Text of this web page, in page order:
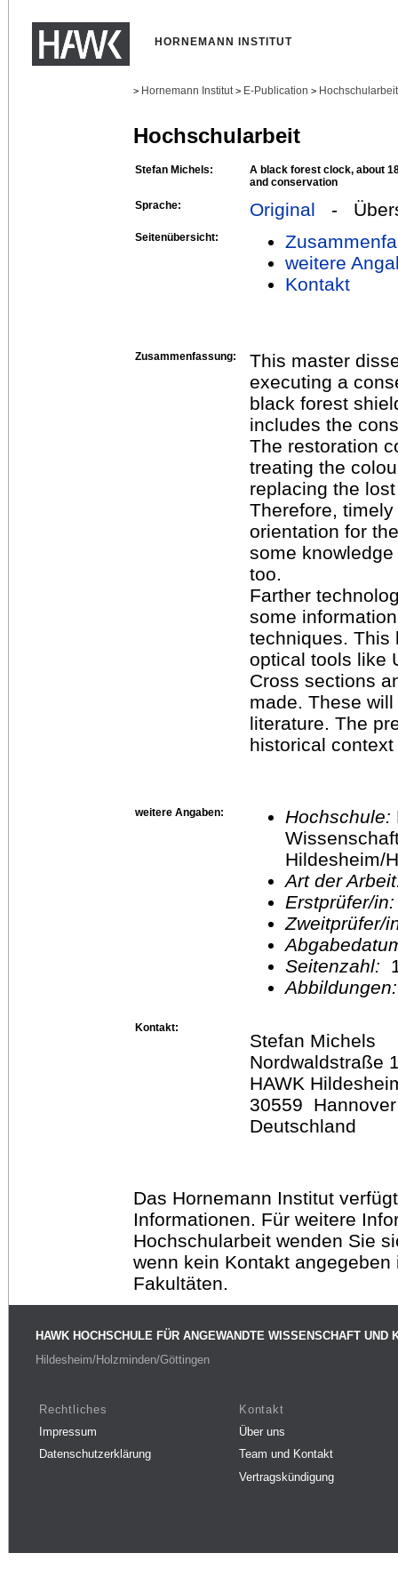
HORNEMANN INSTITUT
> Hornemann Institut > E-Publication >
Hochschularbeit
Stefan Michels:
A black forest clock, about
and conservation
Sprache:
Original -
Seitenübersicht:
weitere
Kontakt
Zusammenfassung:
This master
executing a
black forest
includes the
The restoration
treating the
replacing the
Therefore,
orientation for
some
too.
Farther
some
techniques. This
optical tools like
Cross sections
made. These
literature. The
historical
weitere Angaben: Hochschule:
Hildesheim/
Art der
Erstprüfer/
Seitenzahl:
Kontakt:
Stefan Michels
Nordwaldstraße
HAWK
30559 Hannover
Deutschland
Das Hornemann Institut
Informationen. Für weitere
Hochschularbeit wenden Sie
wenn kein Kontakt
Fakultäten.
HAWK HOCHSCHULE FÜR ANGEWANDTE WISSENSCHAFT UND
Hildesheim/Holzminden/Göttingen
Rechtliches
Impressum
Datenschutzerklärung
Kontakt
Über uns
Team und Kontakt
Vertragskündigung